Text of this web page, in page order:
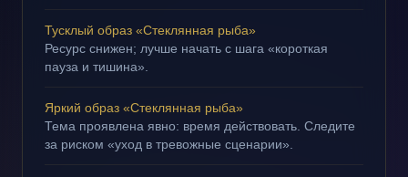
Тусклый образ «Стеклянная рыба»
Ресурс снижен; лучше начать с шага «короткая
пауза и тишина».
Яркий образ «Стеклянная рыба»
Тема проявлена явно: время действовать. Следите
за риском «уход в тревожные сценарии».